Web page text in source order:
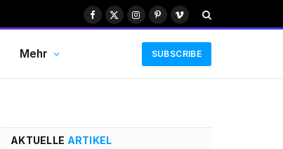
Facebook
X
Instagram
PinterestVimeo
Mehr SUBSCRIBE
AKTUELLE ARTIKEL